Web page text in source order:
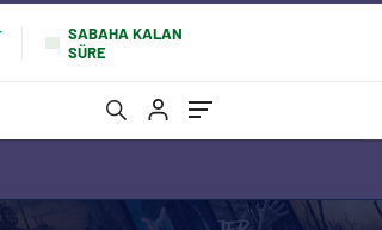
SABAHA KALAN
SÜRE